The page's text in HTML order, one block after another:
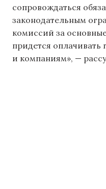
сопровождаться
законодательным
комиссий за
придется оплачивать
и компаниям», —